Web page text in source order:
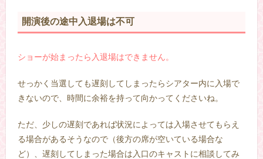
開演後の途中入退場は不可
ショーが始まったら入退場はできません。
せっかく当選しても遅刻してしまったらシアター内に入場で
きないので、時間に余裕を持って向かってくださいね。
ただ、少しの遅刻であれば状況によっては入場させてもらえ
る場合があるそうなので（後方の席が空いている場合な
ど）、遅刻してしまった場合は入口のキャストに相談してみ